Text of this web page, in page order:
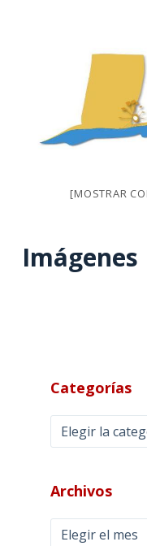
[MOSTRAR
Imágenes
Categorías
Categorías
Archivos
Archivos